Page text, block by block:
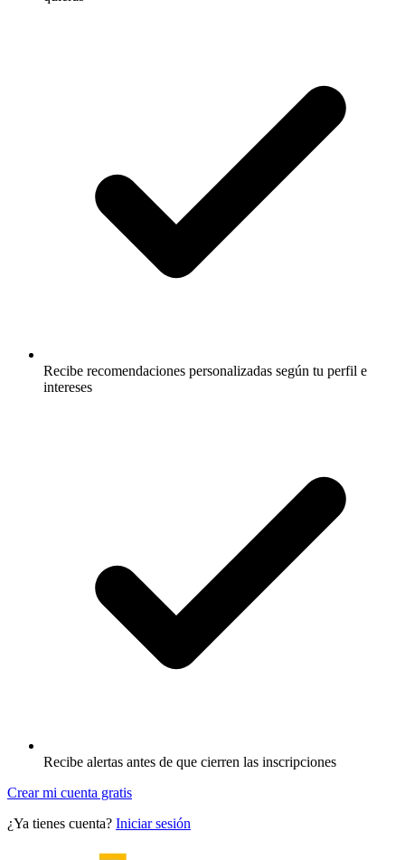
Recibe recomendaciones personalizadas según tu perfil e
intereses
Recibe alertas antes de que cierren las inscripciones
Crear mi cuenta gratis
¿Ya tienes cuenta? Iniciar sesión